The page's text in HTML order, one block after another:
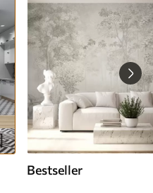
Bestseller